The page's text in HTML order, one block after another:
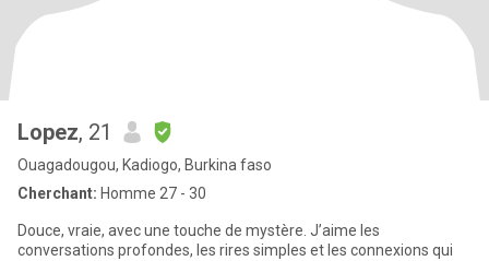
Lopez, 21
Ouagadougou, Kadiogo, Burkina faso
Cherchant: Homme 27 - 30
Douce, vraie, avec une touche de mystère. J’aime les
conversations profondes, les rires simples et les connexions qui